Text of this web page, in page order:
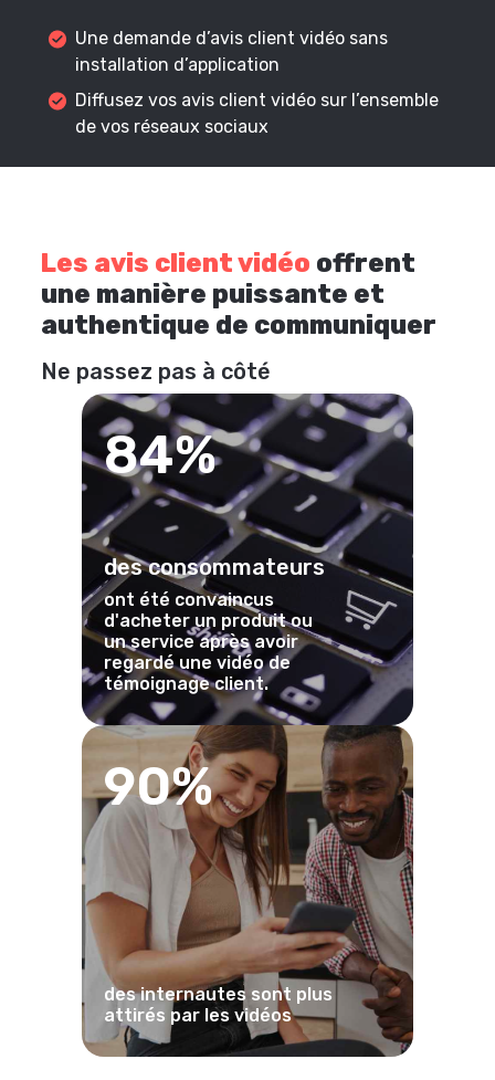
Une demande d’avis client vidéo sans
installation d’application
Diffusez vos avis client vidéo sur l’ensemble
de vos réseaux sociaux
Les avis client vidéo offrent
une manière puissante et
authentique de communiquer
Ne passez pas à côté
84%
des consommateurs
ont été convaincus
d'acheter un produit ou
un service après avoir
regardé une vidéo de
témoignage client.
90%
des internautes sont plus
attirés par les vidéos